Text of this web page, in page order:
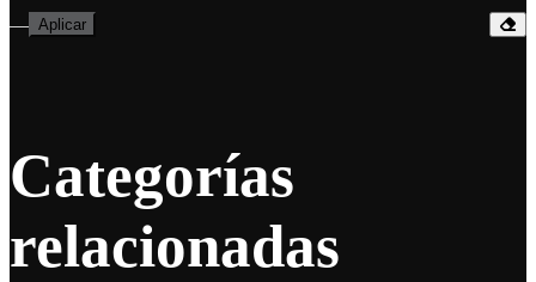
— Aplicar
Categorías
relacionadas